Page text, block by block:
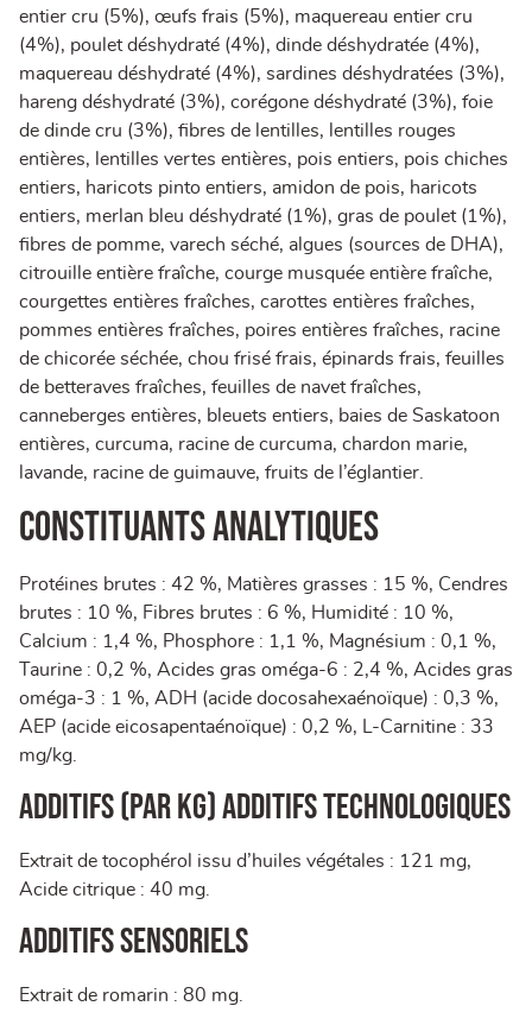
entier cru (5%), œufs frais (5%), maquereau entier cru
(4%), poulet déshydraté (4%), dinde déshydratée (4%),
maquereau déshydraté (4%), sardines déshydratées (3%),
hareng déshydraté (3%), corégone déshydraté (3%), foie
de dinde cru (3%), fibres de lentilles, lentilles rouges
entières, lentilles vertes entières, pois entiers, pois chiches
entiers, haricots pinto entiers, amidon de pois, haricots
entiers, merlan bleu déshydraté (1%), gras de poulet (1%),
fibres de pomme, varech séché, algues (sources de DHA),
citrouille entière fraîche, courge musquée entière fraîche,
courgettes entières fraîches, carottes entières fraîches,
pommes entières fraîches, poires entières fraîches, racine
de chicorée séchée, chou frisé frais, épinards frais, feuilles
de betteraves fraîches, feuilles de navet fraîches,
canneberges entières, bleuets entiers, baies de Saskatoon
entières, curcuma, racine de curcuma, chardon marie,
lavande, racine de guimauve, fruits de l’églantier.
Constituants Analytiques
Protéines brutes : 42 %, Matières grasses : 15 %, Cendres
brutes : 10 %, Fibres brutes : 6 %, Humidité : 10 %,
Calcium : 1,4 %, Phosphore : 1,1 %, Magnésium : 0,1 %,
Taurine : 0,2 %, Acides gras oméga-6 : 2,4 %, Acides gras
oméga-3 : 1 %, ADH (acide docosahexaénoïque) : 0,3 %,
AEP (acide eicosapentaénoïque) : 0,2 %, L-Carnitine : 33
mg/kg.
ADDITIFS (par kg) Additifs technologiques
Extrait de tocophérol issu d’huiles végétales : 121 mg,
Acide citrique : 40 mg.
Additifs sensoriels
Extrait de romarin : 80 mg.